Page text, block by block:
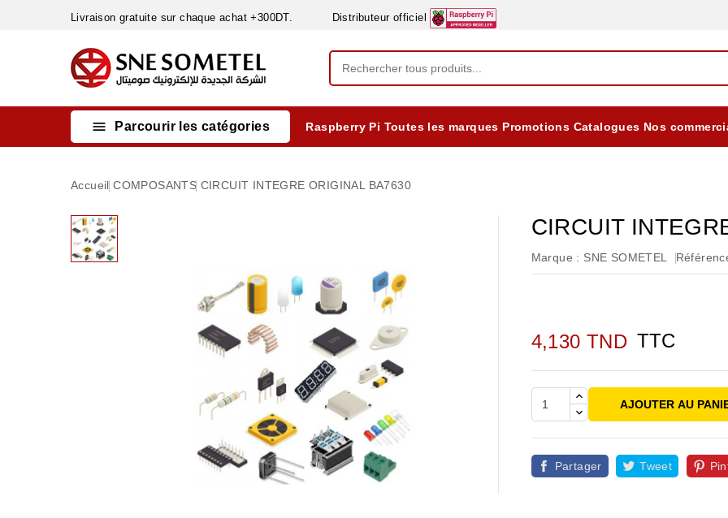
Livraison gratuite sur chaque achat +300DT. Distributeur officiel
 Parcourir les catégories Raspberry Pi Toutes les marques Promotions Catalogues Nos
Accueil COMPOSANTS CIRCUIT INTEGRE ORIGINAL BA7630
CIRCUIT
Marque : SNE SOMETEL
4,130 TND TTC
AJOUTER AU
Partager Tweet